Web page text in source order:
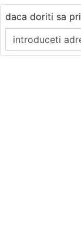
daca doriti sa